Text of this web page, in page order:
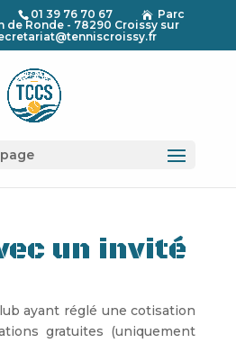
01 39 76 70 67  Parc
de Ronde - 78290 Croissy sur
un invité
ayant réglé une cotisation
gratuites (uniquement